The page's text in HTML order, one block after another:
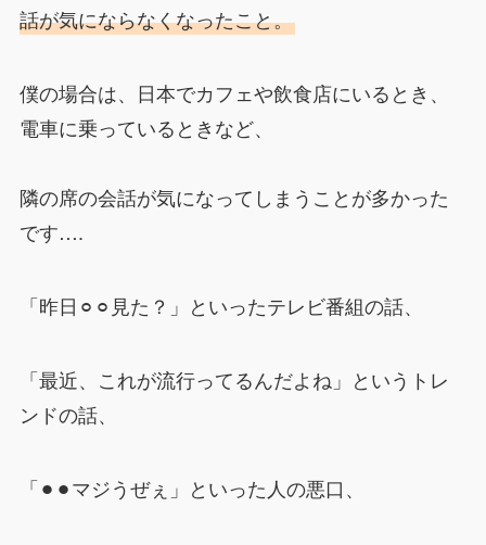
話が気にならなくなったこと。
僕の場合は、日本でカフェや飲食店にいるとき、
電車に乗っているときなど、
隣の席の会話が気になってしまうことが多かった
です….
「昨日⚪︎⚪︎見た？」といったテレビ番組の話、
「最近、これが流行ってるんだよね」というトレ
ンドの話、
「⚫︎⚫︎マジうぜぇ」といった人の悪口、